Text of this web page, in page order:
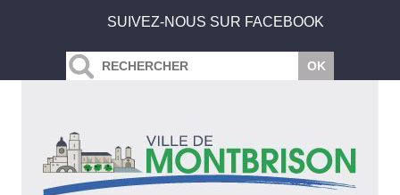
SUIVEZ-NOUS SUR FACEBOOK